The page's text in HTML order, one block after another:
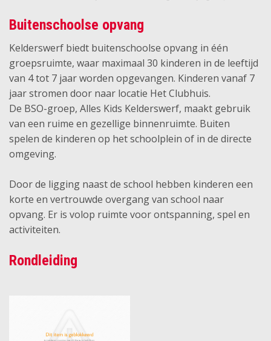
Buitenschoolse opvang
Kelderswerf biedt buitenschoolse opvang in één
groepsruimte, waar maximaal 30 kinderen in de leeftijd
van 4 tot 7 jaar worden opgevangen. Kinderen vanaf 7
jaar stromen door naar locatie Het Clubhuis.
De BSO-groep, Alles Kids Kelderswerf, maakt gebruik
van een ruime en gezellige binnenruimte. Buiten
spelen de kinderen op het schoolplein of in de directe
omgeving.
Door de ligging naast de school hebben kinderen een
korte en vertrouwde overgang van school naar
opvang. Er is volop ruimte voor ontspanning, spel en
activiteiten.
Rondleiding